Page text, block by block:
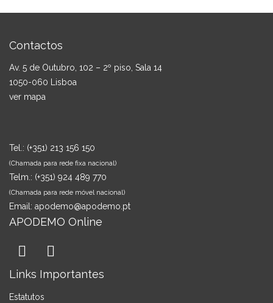
Contactos
Av. 5 de Outubro, 102 – 2º piso, Sala 14
1050-060 Lisboa
ver mapa
Tel.: (+351) 213 156 150
(Chamada para rede fixa nacional)
Telm.: (+351) 924 489 770
(Chamada para rede móvel nacional)
Email: apodemo@apodemo.pt
APODEMO Online
Links Importantes
Estatutos